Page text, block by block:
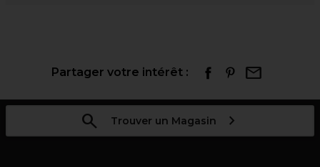
Partager votre intérêt :
Trouver un Magasin